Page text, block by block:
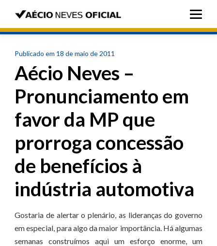
Publicado em 18 de maio de 2011
Aécio Neves –
Pronunciamento em
favor da MP que
prorroga concessão
de benefícios à
indústria automotiva
Gostaria de alertar o plenário, as lideranças do governo
em especial, para algo da maior importância. Há algumas
semanas construímos aqui um esforço enorme, um